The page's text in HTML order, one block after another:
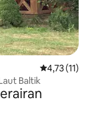
Nilai rata-
4,73 (11)
Baltik